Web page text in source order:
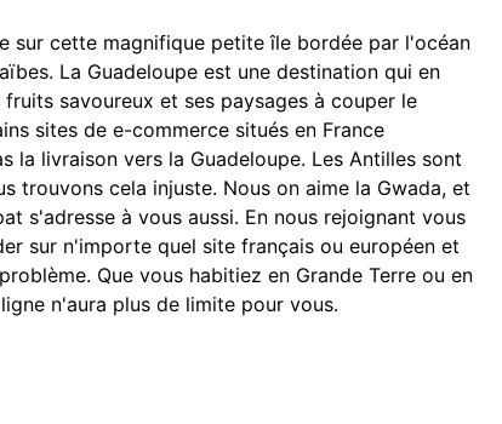
sur cette magnifique petite île bordée par l'océan
La Guadeloupe est une destination qui en
savoureux et ses paysages à couper le
sites de e-commerce situés en France
la livraison vers la Guadeloupe. Les Antilles sont
trouvons cela injuste. Nous on aime la Gwada, et
s'adresse à vous aussi. En nous rejoignant vous
sur n'importe quel site français ou européen et
Que vous habitiez en Grande Terre ou en
n'aura plus de limite pour vous.